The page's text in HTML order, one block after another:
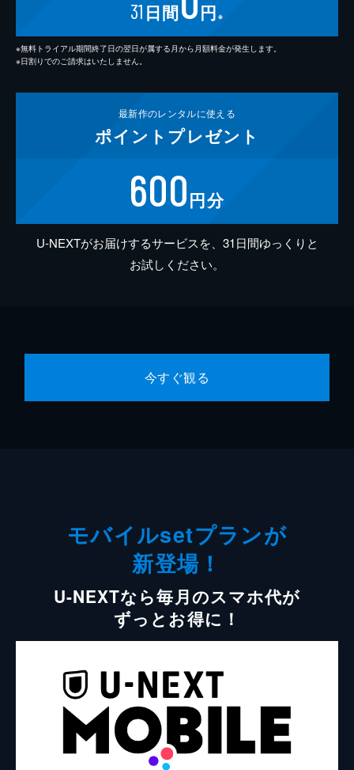
31 日間 円 ※
※無料トライアル期間終了日の翌日が属する月から月額料金が発生します。
※日割りでのご請求はいたしません。
最新作のレンタルに使える
ポイント プレゼント
600円分
U-NEXTがお届けするサービスを、31日間ゆっくりと
お試しください。
今すぐ観る
モバイルsetプランが
新登場！
U-NEXTなら毎月のスマホ代が
ずっとお得に！